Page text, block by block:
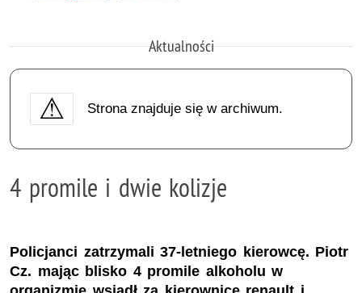
Aktualności
Strona znajduje się w archiwum.
4 promile i dwie kolizje
Policjanci zatrzymali 37-letniego kierowcę. Piotr
Cz. mając blisko 4 promile alkoholu w